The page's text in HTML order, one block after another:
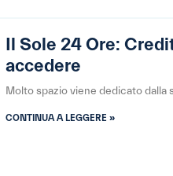
Il Sole 24 Ore:
accedere
Molto spazio viene dedicato dalla
CONTINUA A LEGGERE »